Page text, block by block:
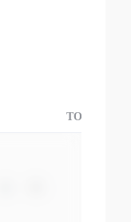
TOP3交易国